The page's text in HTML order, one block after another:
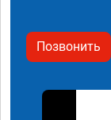
Позвонить